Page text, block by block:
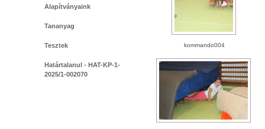
Alapítványaink
Tananyag
Tesztek
Határtalanul - HAT-KP-1-
2025/1-002070
kommando004